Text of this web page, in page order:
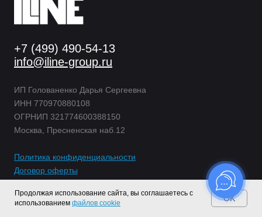
Продолжая использование сайта, вы соглашаетесь с
использованием файлов cookie
OK
+7 (499) 490-54-13
info@iline-group.ru
ИП Голованенко Дарья Сергеевна
ИНН 770970880108
ОГРНИП 321774600388150
Москва, Пресненская наб.12
Политика конфиденциальности
Договор оферты